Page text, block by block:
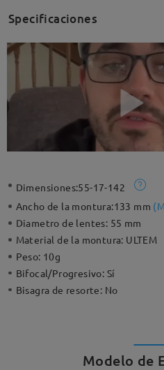
Specificaciones
Dimensiones:55-17-142
Ancho de la montura:133 mm (
Diametro de lentes: 55 mm
Material de la montura: ULTEM
Peso: 10g
Bifocal/Progresivo: Sí
Bisagra de resorte: No
Modelo de